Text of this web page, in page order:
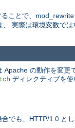
ことで、
実際は環境変数で
の動作を変
ディレクティブを
でも、HTTP/1.0 とし